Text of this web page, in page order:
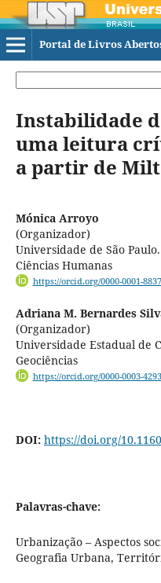
Portal de Livros
Instabilidade
uma leitura
a partir de
Mónica Arroyo
(Organizador)
Universidade de São
Ciências Humanas
https://orcid.org/0000-0001-
Adriana M. Bernardes
(Organizador)
Universidade Estadual de
Geociências
https://orcid.org/0000-0003-
DOI: https://doi.org/
Palavras-chave:
Urbanização – Aspectos
Geografia Urbana,